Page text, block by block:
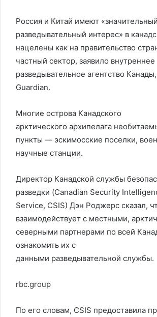
Россия и Китай имеют «значительный
разведывательный интерес» в
нацелены как на правительство
частный сектор, заявило внутреннее
разведывательное агентство
Guardian.
Многие острова Канадского
арктического архипелага
пункты — эскимосские поселки,
научные станции.
Директор Канадской службы
разведки (Canadian Security
Service, CSIS) Дэн Роджерс сказал,
взаимодействует с местными,
северными партнерами по всей
ознакомить их с
данными разведывательной службы.
rbc.group
По его словам, CSIS предоставила